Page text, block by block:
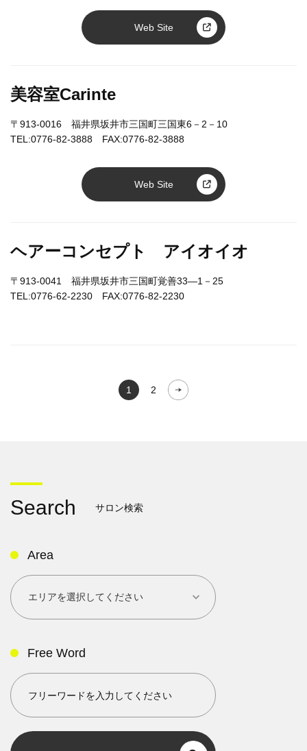
Web Site
美容室Carinte
〒913-0016 福井県坂井市三国町三国東6－2－10
TEL:0776-82-3888 FAX:0776-82-3888
Web Site
ヘアーコンセプト アイオイオ
〒913-0041 福井県坂井市三国町覚善33―1－25
TEL:0776-62-2230 FAX:0776-82-2230
1 2
Search サロン検索
Area
Free Word